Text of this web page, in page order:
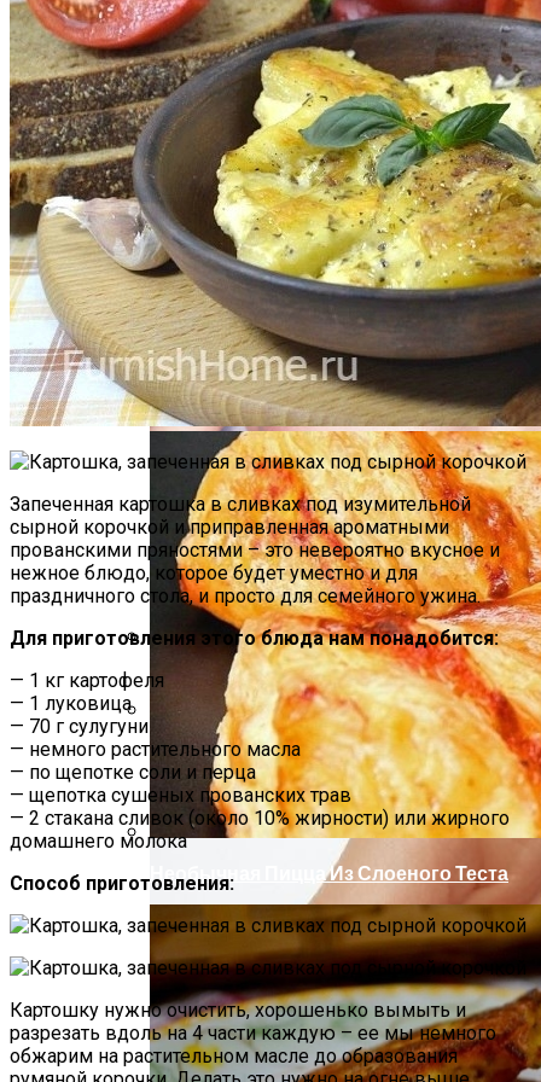
Почему Нельзя Повторно Кипятить
Воду Для Приготовления Чая Или Кофе
Как Повторно Использовать Воду
После Варки Риса
Маникюр Бордового Цвета
Секреты Обворожительного Макияжа
Губ
Мясной Рулет С Соевым Соусом И
Кунжутом
Необычная Пицца Из Слоеного Теста
Запеченная картошка в сливках под изумительной
сырной корочкой и приправленная ароматными
прованскими пряностями – это невероятно вкусное и
нежное блюдо, которое будет уместно и для
праздничного стола, и просто для семейного ужина.
Для приготовления этого блюда нам понадобится:
— 1 кг картофеля
— 1 луковица
— 70 г сулугуни
— немного растительного масла
— по щепотке соли и перца
— щепотка сушеных прованских трав
— 2 стакана сливок (около 10% жирности) или жирного
домашнего молока
Способ приготовления:
Картошку нужно очистить, хорошенько вымыть и
разрезать вдоль на 4 части каждую – ее мы немного
обжарим на растительном масле до образования